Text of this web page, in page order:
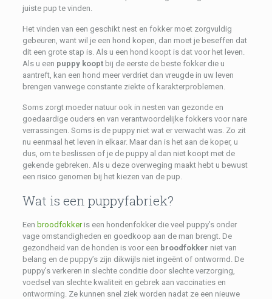
juiste pup te vinden.
Het vinden van een geschikt nest en fokker moet zorgvuldig
gebeuren, want wil je een hond kopen, dan moet je beseffen dat
dit een grote stap is. Als u een hond koopt is dat voor het leven.
Als u een puppy kooptbij de eerste de beste fokker die u
aantreft, kan een hond meer verdriet dan vreugde in uw leven
brengen vanwege constante ziekte of karakterproblemen.
Soms zorgt moeder natuur ook in nesten van gezonde en
goedaardige ouders en van verantwoordelijke fokkers voor nare
verrassingen. Soms is de puppy niet wat er verwacht was. Zo zit
nu eenmaal het leven in elkaar. Maar dan is het aan de koper, u
dus, om te beslissen of je de puppy al dan niet koopt met de
gekende gebreken. Als u deze overweging maakt hebt u bewust
een risico genomen bij het kiezen van de pup.
Wat is een puppyfabriek?
Een broodfokkeris een hondenfokker die veel puppy’s onder
vage omstandigheden en goedkoop aan de man brengt. De
gezondheid van de honden is voor een broodfokker niet van
belang en de puppy’s zijn dikwijls niet ingeënt of ontwormd. De
puppy’s verkeren in slechte conditie door slechte verzorging,
voedsel van slechte kwaliteit en gebrek aan vaccinaties en
ontworming. Ze kunnen snel ziek worden nadat ze een nieuwe